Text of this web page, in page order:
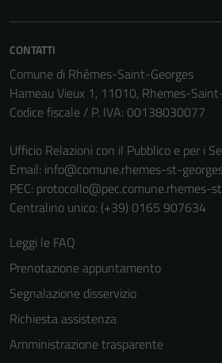
CONTATTI
Comune di Rhêmes-Saint-Georges
Hameau Vieux 1, 11010, Rhemes-
Codice fiscale / P. IVA: 00138030077
Ufficio Relazioni con il Pubblico e per i
Email: info@comune.rhemes-st-
PEC: protocollo@pec.comune.rhemes-
Centralino unico: (+39) 0165 907634
Leggi le FAQ
Prenotazione appuntamento
Segnalazione disservizio
Richiesta assistenza
Amministrazione trasparente
del